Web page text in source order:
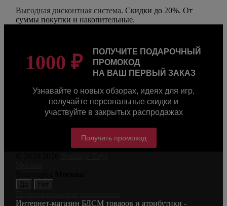
Выгодная дисконтная система. Скидки до 20%. От
суммы покупки и накопительные.
1000 ₽
ПОЛУЧИТЕ ПОДАРОЧНЫЙ
ПРОМОКОД
НА ВАШ ПЕРВЫЙ ЗАКАЗ
Узнавайте о новых обзорах, идеях для игр,
получайте персональные скидки и
участвуйте в закрытых распродажах
Получить промокод
Интернет-магазин БДСМ товаров и атрибутики -